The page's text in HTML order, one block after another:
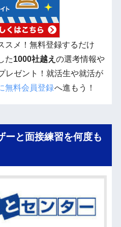
スメ！無料登録するだけ
た1000社越え の選考情報や
レゼント！就活生や就活が
無料会員登録へ進もう！
ーと面接練習を何度も